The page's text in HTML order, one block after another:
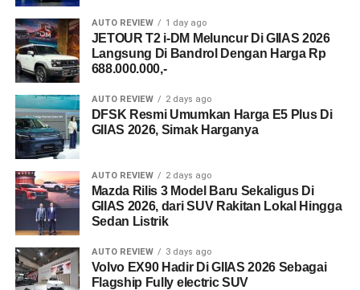
AUTO REVIEW 1 day ago
JETOUR T2 i-DM Meluncur Di GIIAS 2026
Langsung Di Bandrol Dengan Harga Rp
688.000.000,-
AUTO REVIEW 2 days ago
DFSK Resmi Umumkan Harga E5 Plus Di
GIIAS 2026, Simak Harganya
AUTO REVIEW 2 days ago
Mazda Rilis 3 Model Baru Sekaligus Di
GIIAS 2026, dari SUV Rakitan Lokal Hingga
Sedan Listrik
AUTO REVIEW 3 days ago
Volvo EX90 Hadir Di GIIAS 2026 Sebagai
Flagship Fully electric SUV